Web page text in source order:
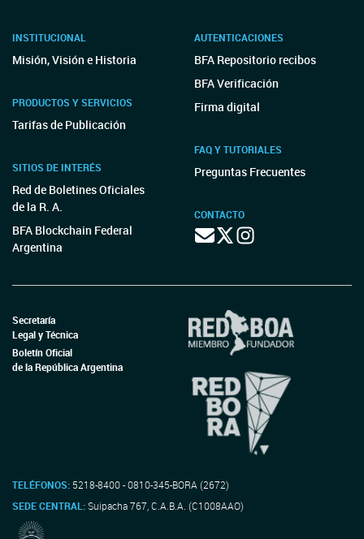
INSTITUCIONAL
Misión, Visión e Historia
PRODUCTOS Y SERVICIOS
Tarifas de Publicación
SITIOS DE INTERÉS
Red de Boletines Oficiales
de la R. A.
BFA Blockchain Federal
Argentina
AUTENTICACIONES
BFA Repositorio recibos
BFA Verificación
Firma digital
FAQ Y TUTORIALES
Preguntas Frecuentes
CONTACTO
Secretaría
Legal y Técnica
Boletín Oficial
de la República Argentina
TELÉFONOS: 5218-8400 - 0810-345-BORA (2672)
SEDE CENTRAL:Suipacha 767, C.A.B.A. (C1008AAO)